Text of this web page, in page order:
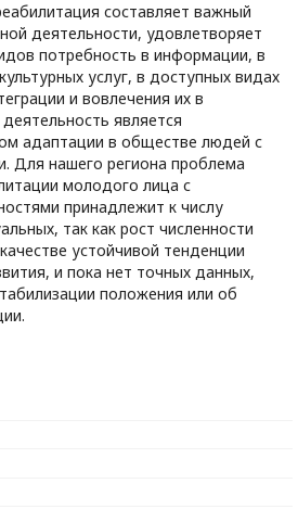
составляет важный
деятельности, удовлетворяет
потребность в информации, в
услуг, в доступных видах
и вовлечения их в
является
адаптации в обществе людей с
Для нашего региона проблема
молодого лица с
принадлежит к числу
так как рост численности
устойчивой тенденции
и пока нет точных данных,
положения или об